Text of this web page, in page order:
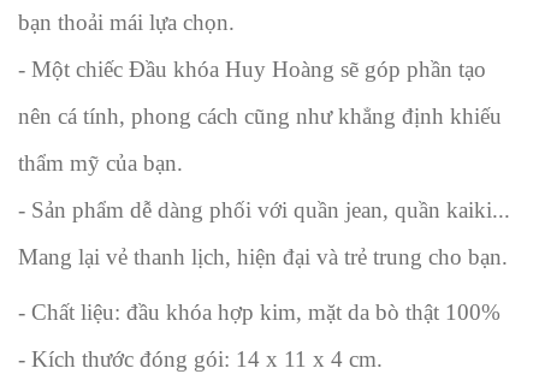
bạn thoải mái lựa chọn.
- Một chiếc Đầu khóa Huy Hoàng sẽ góp phần tạo
nên cá tính, phong cách cũng như khẳng định khiếu
thẩm mỹ của bạn.
- Sản phẩm dễ dàng phối với quần jean, quần kaiki...
Mang lại vẻ thanh lịch, hiện đại và trẻ trung cho bạn.
- Chất liệu: đầu khóa hợp kim, mặt da bò thật 100%
- Kích thước đóng gói: 14 x 11 x 4 cm.